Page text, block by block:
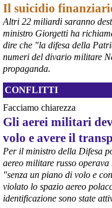
@peacelink - 6/8/2026
Ultimi cento milioni di euro
possibili nuovi aiuti di Stato.
Urso durante l’incontro al
tranche conclusiva del
dovrà essere erogata entro
acquirente.
Fonte: Studio100
#ILVA
@peacelink - 6/8/2026 21:08
Il governatore di Puglia
preoccupato di come era
sulla procedura di gara e
dello Stato.
Anche il sindaco di
chiaro, garanzie sulla salute
Il suicidio
Altri 22 miliardi saranno
ministro Giorgetti ha
dire che "la difesa della
numeri del divario militare
propaganda.
CONFLITTI
Facciamo chiarezza
Gli aerei militari
volo e avere il
Per il ministro della Difesa
aereo militare russo
"senza un piano di volo e
violato lo spazio aereo
identificazione sono state